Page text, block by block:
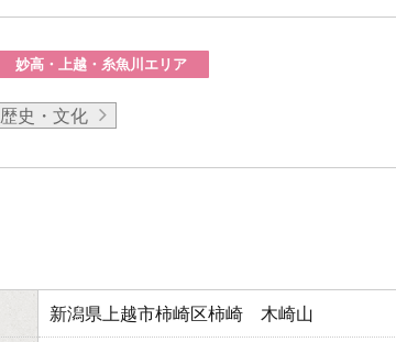
妙高・上越・糸魚川エリア
歴史・文化
新潟県上越市柿崎区柿崎 木崎山